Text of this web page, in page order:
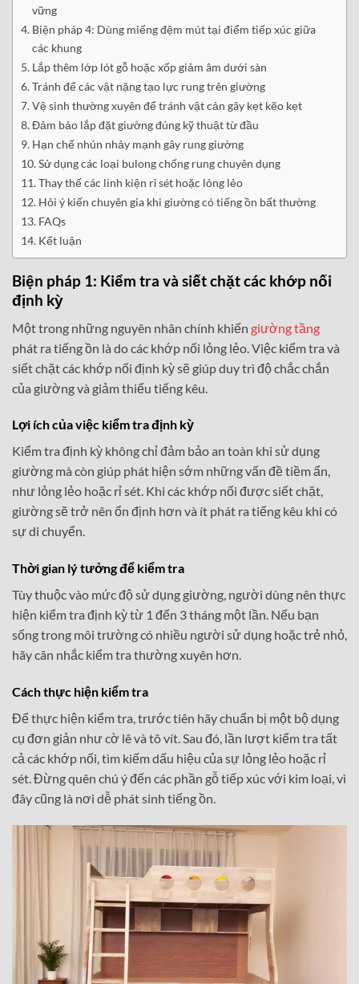
vững
Biện pháp 4: Dùng miếng đệm mút tại điểm tiếp xúc giữa
các khung
Lắp thêm lớp lót gỗ hoặc xốp giảm âm dưới sàn
Tránh để các vật nặng tạo lực rung trên giường
Vệ sinh thường xuyên để tránh vật cản gây kẹt kẽo kẹt
Đảm bảo lắp đặt giường đúng kỹ thuật từ đầu
Hạn chế nhún nhảy mạnh gây rung giường
Sử dụng các loại bulong chống rung chuyên dụng
Thay thế các linh kiện rỉ sét hoặc lỏng lẻo
Hỏi ý kiến chuyên gia khi giường có tiếng ồn bất thường
FAQs
Kết luận
Biện pháp 1: Kiểm tra và siết chặt các khớp nối
định kỳ
Một trong những nguyên nhân chính khiến giường tầng
phát ra tiếng ồn là do các khớp nối lỏng lẻo. Việc kiểm tra và
siết chặt các khớp nối định kỳ sẽ giúp duy trì độ chắc chắn
của giường và giảm thiểu tiếng kêu.
Lợi ích của việc kiểm tra định kỳ
Kiểm tra định kỳ không chỉ đảm bảo an toàn khi sử dụng
giường mà còn giúp phát hiện sớm những vấn đề tiềm ẩn,
như lỏng lẻo hoặc rỉ sét. Khi các khớp nối được siết chặt,
giường sẽ trở nên ổn định hơn và ít phát ra tiếng kêu khi có
sự di chuyển.
Thời gian lý tưởng để kiểm tra
Tùy thuộc vào mức độ sử dụng giường, người dùng nên thực
hiện kiểm tra định kỳ từ 1 đến 3 tháng một lần. Nếu bạn
sống trong môi trường có nhiều người sử dụng hoặc trẻ nhỏ,
hãy cân nhắc kiểm tra thường xuyên hơn.
Cách thực hiện kiểm tra
Để thực hiện kiểm tra, trước tiên hãy chuẩn bị một bộ dụng
cụ đơn giản như cờ lê và tô vít. Sau đó, lần lượt kiểm tra tất
cả các khớp nối, tìm kiếm dấu hiệu của sự lỏng lẻo hoặc rỉ
sét. Đừng quên chú ý đến các phần gỗ tiếp xúc với kim loại, vì
đây cũng là nơi dễ phát sinh tiếng ồn.